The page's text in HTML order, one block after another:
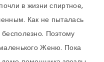
в жизни спиртное,
Как не пыталась
Поэтому
Женю. Пока